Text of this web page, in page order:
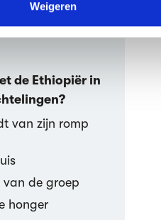
Weigeren
de Ethiopiër in
van zijn romp
van de groep
honger